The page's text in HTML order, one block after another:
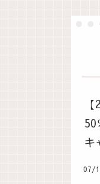
50
キ
07/